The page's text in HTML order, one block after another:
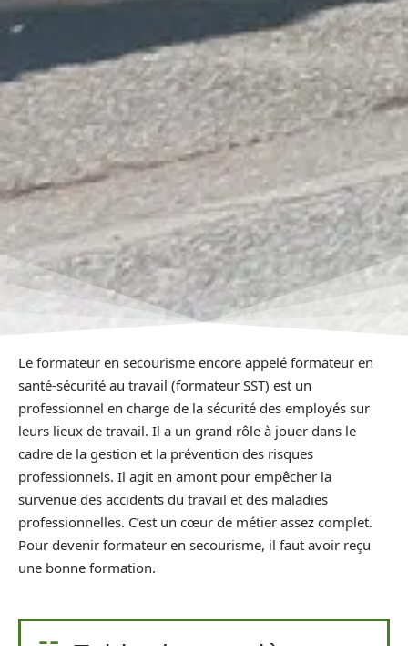
Le formateur en secourisme encore appelé formateur en
santé-sécurité au travail (formateur SST) est un
professionnel en charge de la sécurité des employés sur
leurs lieux de travail. Il a un grand rôle à jouer dans le
cadre de la gestion et la prévention des risques
professionnels. Il agit en amont pour empêcher la
survenue des accidents du travail et des maladies
professionnelles. C’est un cœur de métier assez complet.
Pour devenir formateur en secourisme, il faut avoir reçu
une bonne formation.